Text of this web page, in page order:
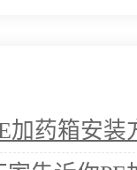
加药箱安